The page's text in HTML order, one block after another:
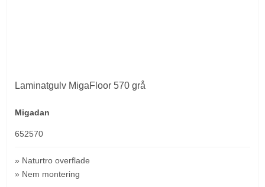
Laminatgulv MigaFloor 570 grå
Migadan
652570
» Naturtro overflade
» Nem montering